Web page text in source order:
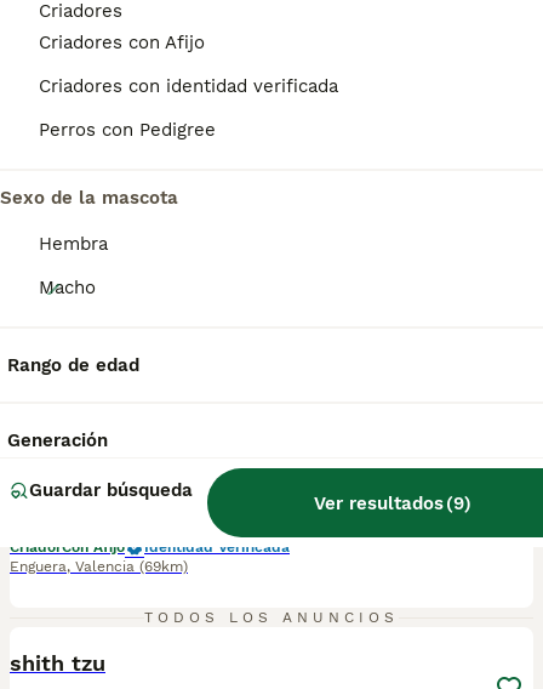
Criadores
Criadores con Afijo
Criadores con identidad verificada
Perros con Pedigree
Sexo de la mascota
Hembra
Macho
Rango de edad
Generación
Guardar búsqueda
Ver resultados(9)
BOOST
9 semanas
Edad
CriadorCon Afijo
Identidad Verificada
Enguera, Valencia (69km)
TODOS LOS ANUNCIOS
shith tzu